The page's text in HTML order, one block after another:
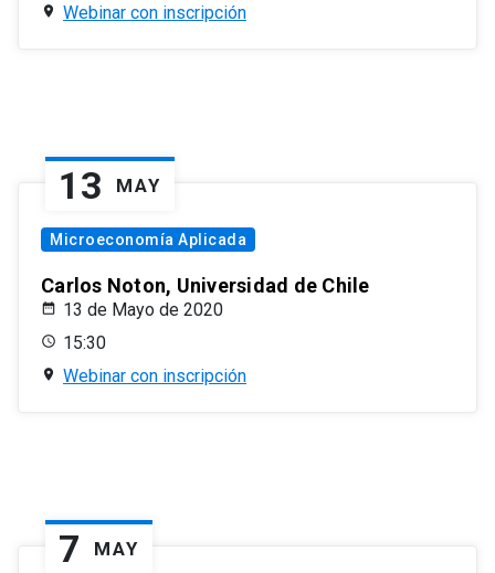
Webinar con inscripción
13 MAY
Microeconomía Aplicada
Carlos Noton, Universidad de Chile
13 de Mayo de 2020
15:30
Webinar con inscripción
7 MAY